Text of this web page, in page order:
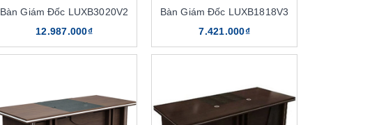
Bàn Giám Đốc LUXB3020V2
12.987.000₫
Bàn Giám Đốc LUXB1818V3
7.421.000₫